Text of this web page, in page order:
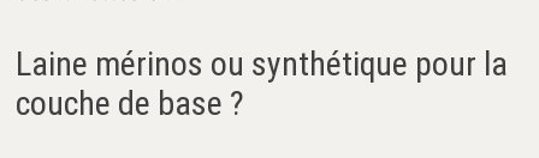
Laine mérinos ou synthétique pour la
couche de base ?